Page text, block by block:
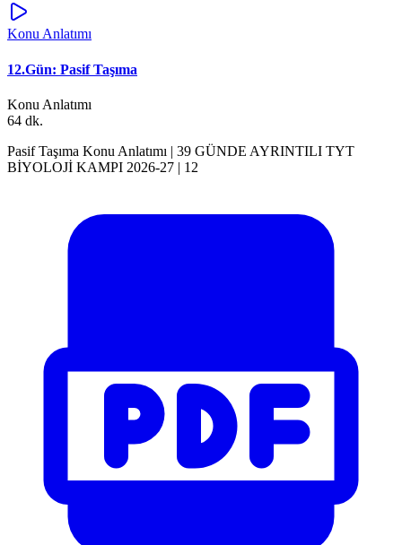
Konu Anlatımı
12.Gün: Pasif Taşıma
Konu Anlatımı
64 dk.
Pasif Taşıma Konu Anlatımı | 39 GÜNDE AYRINTILI TYT
BİYOLOJİ KAMPI 2026-27 | 12